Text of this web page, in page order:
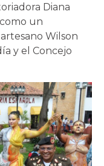
Diana
un
Wilson
y el Concejo